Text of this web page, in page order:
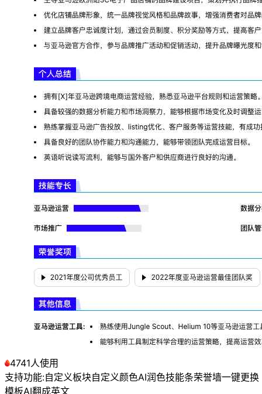
4741人使用
支持功能:自定义板块自定义颜色AI润色技能条荣誉墙一键更换
模板AI翻成英文